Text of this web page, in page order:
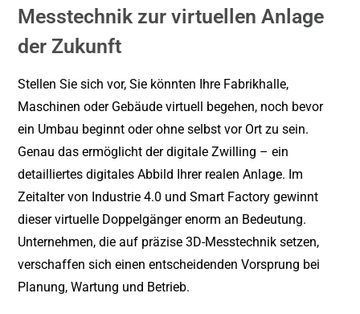
Messtechnik zur virtuellen Anlage
der Zukunft
Stellen Sie sich vor, Sie könnten Ihre Fabrikhalle,
Maschinen oder Gebäude virtuell begehen, noch bevor
ein Umbau beginnt oder ohne selbst vor Ort zu sein.
Genau das ermöglicht der digitale Zwilling – ein
detailliertes digitales Abbild Ihrer realen Anlage. Im
Zeitalter von Industrie 4.0 und Smart Factory gewinnt
dieser virtuelle Doppelgänger enorm an Bedeutung.
Unternehmen, die auf präzise 3D-Messtechnik setzen,
verschaffen sich einen entscheidenden Vorsprung bei
Planung, Wartung und Betrieb.